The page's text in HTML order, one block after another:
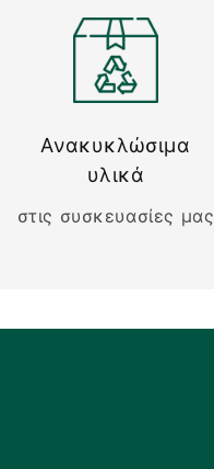
Ανακυκλώσιμα
υλικά
στις συσκευασίες μας